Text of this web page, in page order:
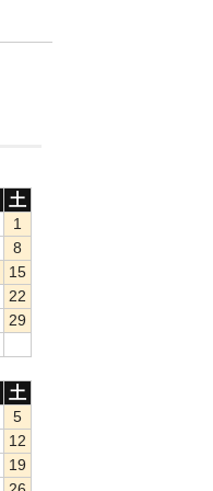
土
1
8
15
22
29
土
5
12
19